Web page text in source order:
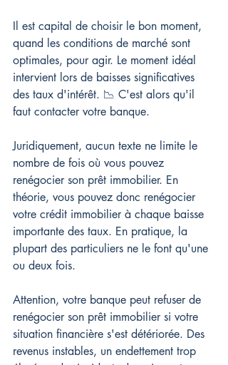
Il est capital de choisir le bon moment,
quand les conditions de marché sont
optimales, pour agir. Le moment idéal
intervient lors de baisses significatives
des taux d'intérêt. 📉 C'est alors qu'il
faut contacter votre banque.
Juridiquement, aucun texte ne limite le
nombre de fois où vous pouvez
renégocier son prêt immobilier. En
théorie, vous pouvez donc renégocier
votre crédit immobilier à chaque baisse
importante des taux. En pratique, la
plupart des particuliers ne le font qu'une
ou deux fois.
Attention, votre banque peut refuser de
renégocier son prêt immobilier si votre
situation financière s'est détériorée. Des
revenus instables, un endettement trop